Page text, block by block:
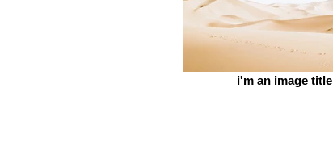
i'm an image title